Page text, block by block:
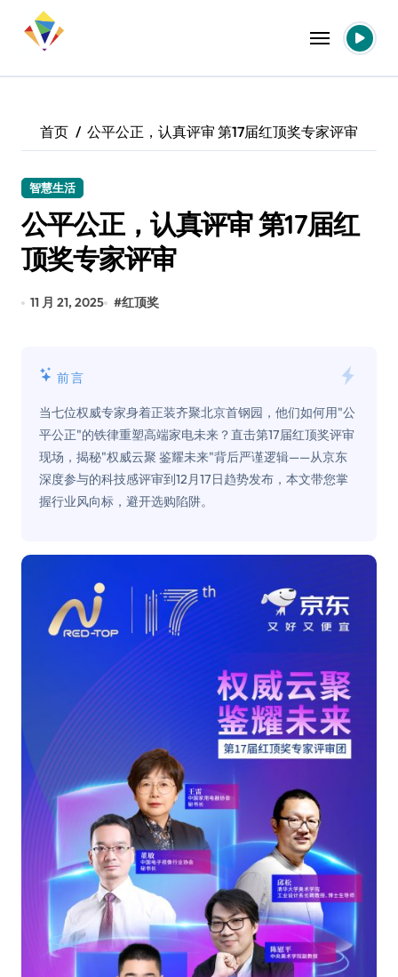
首页 公平公正，认真评审 第17届红顶奖专家评审
智慧生活
公平公正，认真评审 第17届红
顶奖专家评审
11 月 21, 2025 #红顶奖
前言
当七位权威专家身着正装齐聚北京首钢园，他们如何用"公
平公正"的铁律重塑高端家电未来？直击第17届红顶奖评审
现场，揭秘"权威云聚 鉴耀未来"背后严谨逻辑——从京东
深度参与的科技感评审到12月17日趋势发布，本文带您掌
握行业风向标，避开选购陷阱。